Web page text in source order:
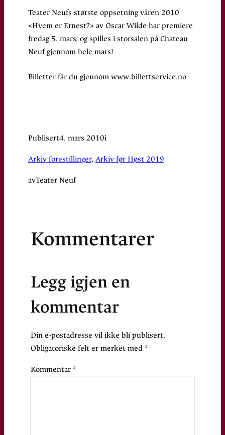
Teater Neufs største oppsetning våren 2010
«Hvem er Ernest?» av Oscar Wilde har premiere
fredag 5. mars, og spilles i storsalen på Chateau
Neuf gjennom hele mars!
Billetter får du gjennom www.billettservice.no
Publisert4. mars 2010i
Arkiv forestillinger, Arkiv før Høst 2019
avTeater Neuf
Kommentarer
Legg igjen en
kommentar
Din e-postadresse vil ikke bli publisert.
Obligatoriske felt er merket med *
Kommentar *